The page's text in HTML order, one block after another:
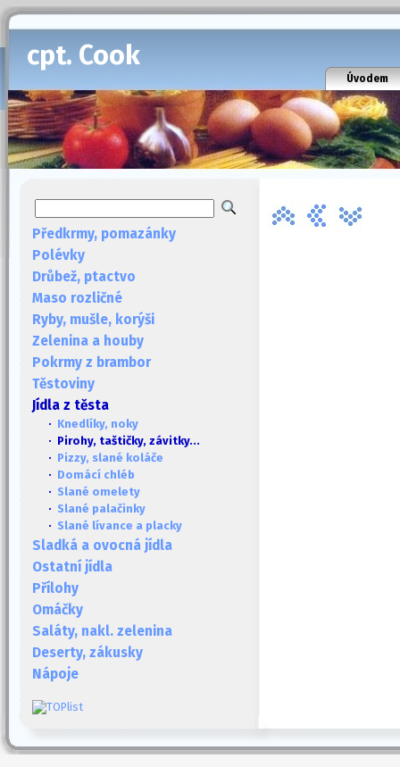
cpt. Cook
Úvodem
Předkrmy, pomazánky
Polévky
Drůbež, ptactvo
Maso rozličné
Ryby, mušle, korýši
Zelenina a houby
Pokrmy z brambor
Těstoviny
Jídla z těsta
· Knedlíky, noky
· Pirohy, taštičky, závitky...
· Pizzy, slané koláče
· Domácí chléb
· Slané omelety
· Slané palačinky
· Slané lívance a placky
Sladká a ovocná jídla
Ostatní jídla
Přílohy
Omáčky
Saláty, nakl. zelenina
Deserty, zákusky
Nápoje